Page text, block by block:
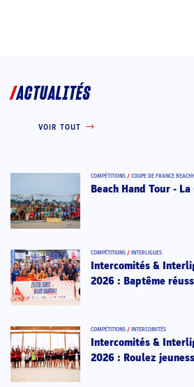
ACTUALITÉS
VOIR TOUT
COMPÉTITIONS / COUPE DE FRANCE
Beach Hand Tour -
COMPÉTITIONS / INTERLIGUES
Intercomités &
2026 : Baptême
COMPÉTITIONS / INTERCOMITÉS
Intercomités &
2026 : Roulez